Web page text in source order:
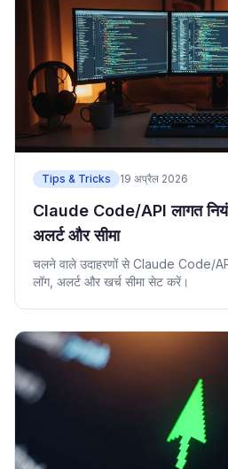
Tips & Tricks 19 अप्रैल 2026
Claude Code/API लागत
अलर्ट और सीमा
चलने वाले उदाहरणों से Claude Code/
लॉग, अलर्ट और खर्च सीमा सेट करें।